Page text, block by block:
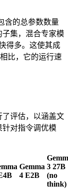
含的总参数数量
集，混合专家模
得多。这使其成
比，它的运行速
评估，以涵盖文
对指令调优模
Gemma
4 E2B
3 27B
(no
think)